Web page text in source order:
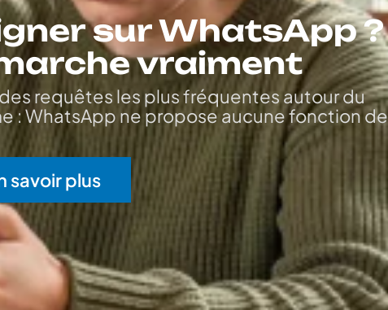
sur WhatsApp ?
vraiment
requêtes les plus fréquentes autour du
: WhatsApp ne propose aucune fonction de
savoir plus